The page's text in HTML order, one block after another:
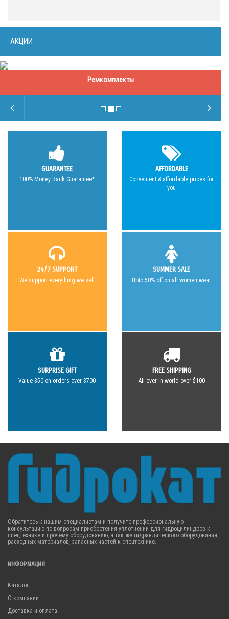
АКЦИИ
Ремкомплекты
GUARANTEE
100% Money Back Guarantee*
AFFORDABLE
Convenient & affordable prices for
you
24/7 SUPPORT
We support everything we sell
SUMMER SALE
Upto 50% off on all women wear
SURPRISE GIFT
Value $50 on orders over $700
FREE SHIPPING
All over in world over $100
Обратитесь к нашим специалистам и получите профессиональную
консультацию по вопросам приобретения уплотнений для гидроцилиндров к
спецтехнике и прочему оборудованию, а так же гидравлического оборудования,
расходных материалов, запасных частей к спецтехнике.
ИНФОРМАЦИЯ
Каталог
О компании
Доставка и оплата